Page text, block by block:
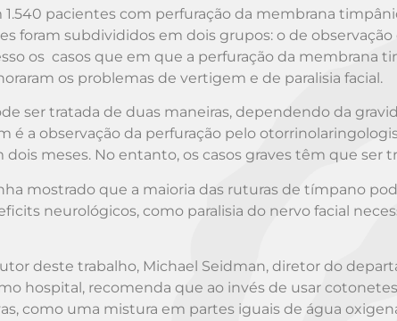
pacientes com perfuração da membrana
foram subdivididos em dois grupos: o de
os casos que em que a perfuração da membrana
os problemas de vertigem e de paralisia facial.
ser tratada de duas maneiras, dependendo da
é a observação da perfuração pelo
dois meses. No entanto, os casos graves têm que ser
mostrado que a maioria das ruturas de tímpano
neurológicos, como paralisia do nervo facial
deste trabalho, Michael Seidman, diretor do
hospital, recomenda que ao invés de usar
como uma mistura em partes iguais de água